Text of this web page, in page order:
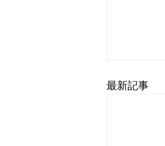
最新記事